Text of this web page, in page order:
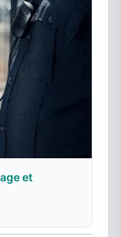
et